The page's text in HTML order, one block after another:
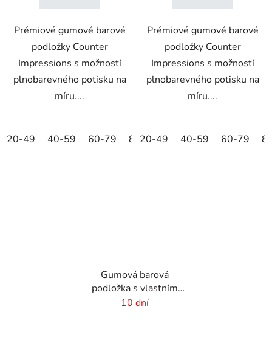
Prémiové gumové barové
podložky Counter
Impressions s možností
plnobarevného potisku na
míru....
20-49 40-59 60-79 80-99 +100
Prémiové gumové barové
podložky Counter
Impressions s možností
plnobarevného potisku na
míru....
20-49 40-59 60-79
Gumová barová
podložka s vlastním
designem - 500x100x4
10 dní